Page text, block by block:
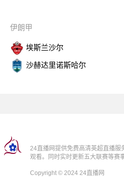
伊朗甲
埃斯兰沙尔
沙赫达里诺斯哈尔
24直播网提供免费高清英超直播
观看。同时实时更新五大联赛等赛
Copyright © 2024 24直播网